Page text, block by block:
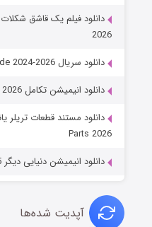
2026
دانلود سریال One Hundred Years of Solitude 2024-2026
دانلود انیمیشن تکامل Evolution 2026
Parts 2026
دانلود انیمیشن دنیایی دیگر Another World 2025
آپدیت شده‌ها